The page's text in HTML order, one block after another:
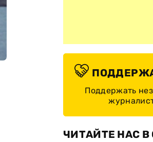
Поддержать
ЧИТАЙТЕ НАС В